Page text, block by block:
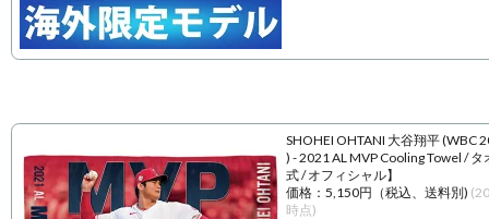
SHOHEI OHTANI 大谷翔平 (WBC
) - 2021 AL MVP Cooling Towel / タ
式 / オフィシャル】
価格：5,150円（税込、送料別)
時点)